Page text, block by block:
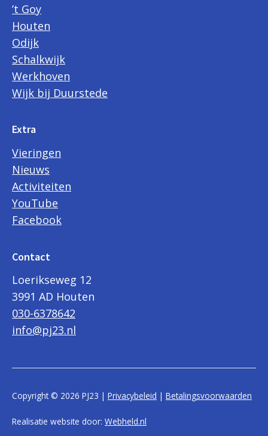
’t Goy
Houten
Odijk
Schalkwijk
Werkhoven
Wijk bij Duurstede
Extra
Vieringen
Nieuws
Activiteiten
YouTube
Facebook
Contact
Loerikseweg 12
3991 AD Houten
030-6378642
info@pj23.nl
Copyright © 2026 PJ23 | Privacybeleid | Betalingsvoorwaarden
Realisatie website door: Webheld.nl